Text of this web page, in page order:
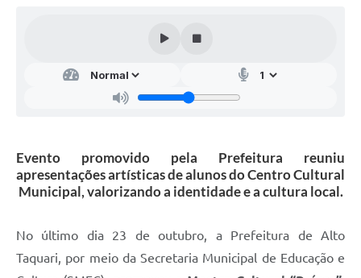
Evento promovido pela Prefeitura reuniu
apresentações artísticas de alunos do Centro Cultural
Municipal, valorizando a identidade e a cultura local.
No último dia 23 de outubro, a Prefeitura de Alto
Taquari, por meio da Secretaria Municipal de Educação e